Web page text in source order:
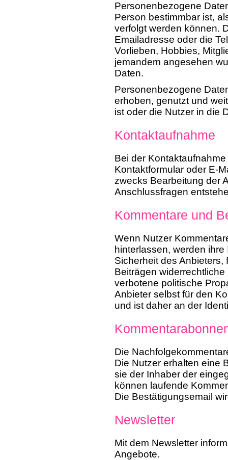
Personenbezogene
Person bestimmbar ist,
verfolgt werden können.
Emailadresse oder die
Vorlieben, Hobbies,
jemandem angesehen
Daten.
Personenbezogene
erhoben, genutzt und
ist oder die Nutzer in die
Kontaktaufnahme
Bei der
Kontaktformular oder E-
zwecks Bearbeitung der
Anschlussfragen
Kommentare und
Wenn Nutzer
hinterlassen, werden
Sicherheit des
Beiträgen
verbotene politische
Anbieter selbst für den
und ist daher an der
Die
Die Nutzer erhalten eine
sie der Inhaber der
können laufende
Die Bestätigungsemail
Newsletter
Mit dem Newsletter
Angebote.